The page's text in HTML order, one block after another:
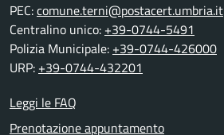
PEC:comune.terni@postacert.umbria.it
Centralino unico: +39-0744-5491
Polizia Municipale: +39-0744-426000
URP: +39-0744-432201
Leggi le FAQ
Prenotazione appuntamento